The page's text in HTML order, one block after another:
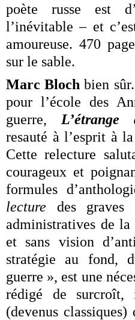
poète russe est
l’inévitable – et
amoureuse. 470
sur le sable.
Marc Bloch bien
pour l’école des
guerre, L’étrange
resauté à l’esprit à
Cette relecture
courageux et
formules
lecture des graves
administratives de la
et sans vision
stratégie au fond,
guerre », est une
rédigé de
(devenus